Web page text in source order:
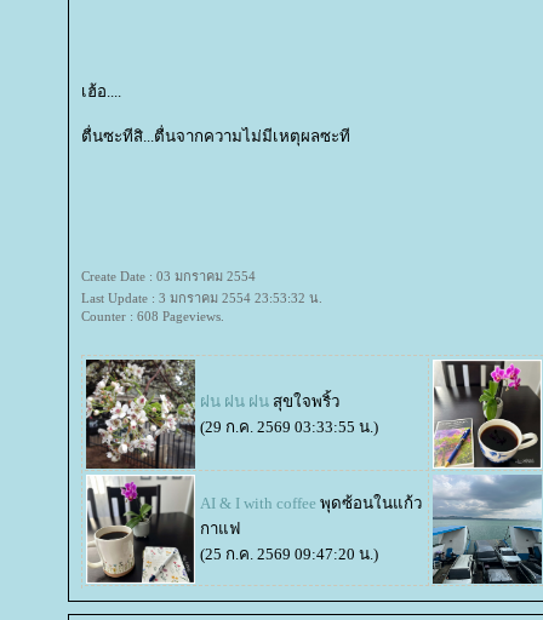
เฮ้อ....
ตื่นซะทีสิ...ตื่นจากความไม่มีเหตุผลซะที
Create Date : 03 มกราคม 2554
Last Update : 3 มกราคม 2554 23:53:32 น.
Counter : 608 Pageviews.
ฝน ฝน ฝน สุขใจพริ้ว
(29 ก.ค. 2569 03:33:55 น.)
AI & I with coffee พุดซ้อนในแก้ว
กาแฟ
(25 ก.ค. 2569 09:47:20 น.)